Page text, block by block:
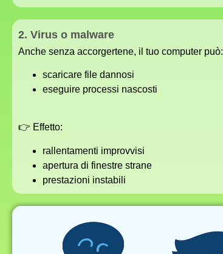
2. Virus o malware
Anche senza accorgertene, il tuo computer può:
scaricare file dannosi
eseguire processi nascosti
👉 Effetto:
rallentamenti improvvisi
apertura di finestre strane
prestazioni instabili